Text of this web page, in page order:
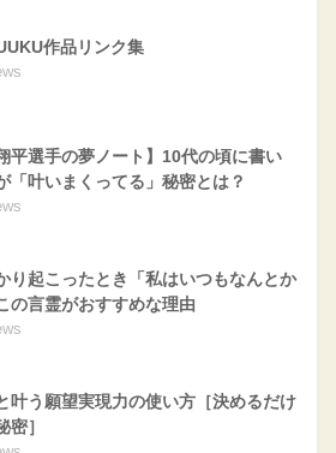
作品リンク集
平選手の夢ノート】10代の頃に書い
「叶いまくってる」秘密とは？
り起こったとき「私はいつもなんとか
の言霊がおすすめな理由
叶う願望実現力の使い方［決めるだけ
密］